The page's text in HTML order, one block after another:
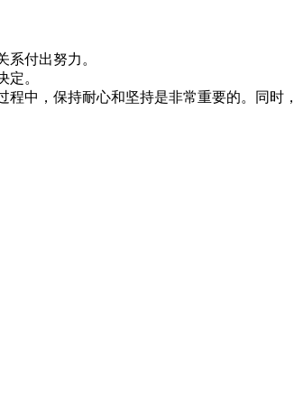
付出努力。
。
中，保持耐心和坚持是非常重要的。同